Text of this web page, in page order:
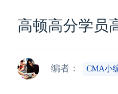
高顿高分学员
编者： CMA小